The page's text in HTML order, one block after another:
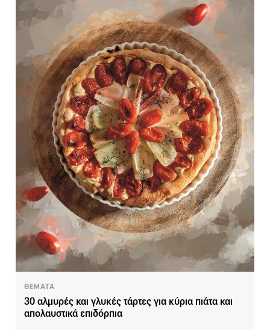
ΘΕΜΑΤΑ
30 αλμυρές και γλυκές τάρτες για κύρια πιάτα και
απολαυστικά επιδόρπια